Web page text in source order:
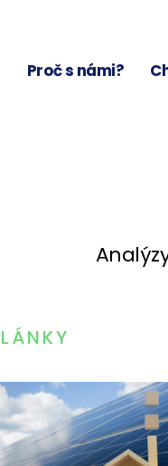
Proč s námi?